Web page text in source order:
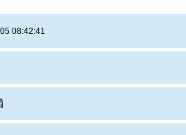
08:42:41